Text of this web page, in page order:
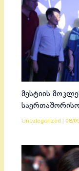
მესტიის
Uncategorized 08/